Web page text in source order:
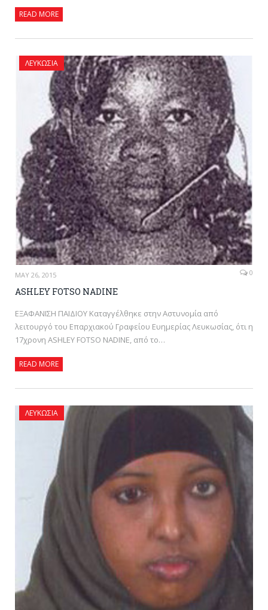
READ MORE
ΛΕΥΚΩΣΊΑ
MAY 26, 2015 0
ASHLEY FOTSO NADINE
ΕΞΑΦΑΝΙΣΗ ΠΑΙΔΙΟΥ Καταγγέλθηκε στην Αστυνομία από
λειτουργό του Επαρχιακού Γραφείου Ευημερίας Λευκωσίας, ότι η
17χρονη ASHLEY FOTSO NADINE, από το…
READ MORE
ΛΕΥΚΩΣΊΑ